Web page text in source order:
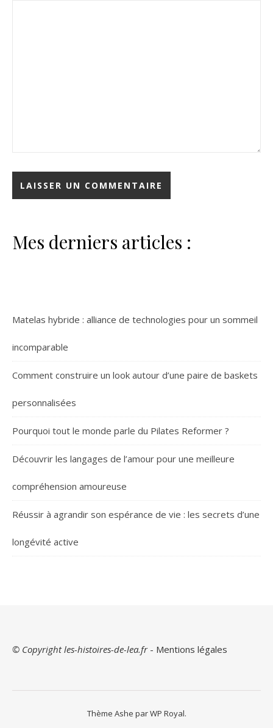
Mes derniers articles :
Matelas hybride : alliance de technologies pour un sommeil
incomparable
Comment construire un look autour d’une paire de baskets
personnalisées
Pourquoi tout le monde parle du Pilates Reformer ?
Découvrir les langages de l’amour pour une meilleure
compréhension amoureuse
Réussir à agrandir son espérance de vie : les secrets d’une
longévité active
© Copyright les-histoires-de-lea.fr- Mentions légales
Thème Ashe parWP Royal.